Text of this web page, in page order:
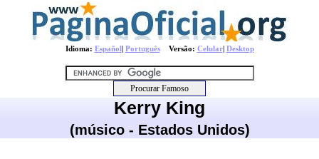
Idioma: Español| PortuguêsVersão: Celular| Desktop
Kerry King
(músico - Estados Unidos)